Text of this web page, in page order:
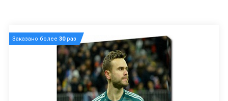
Заказано более 30раз